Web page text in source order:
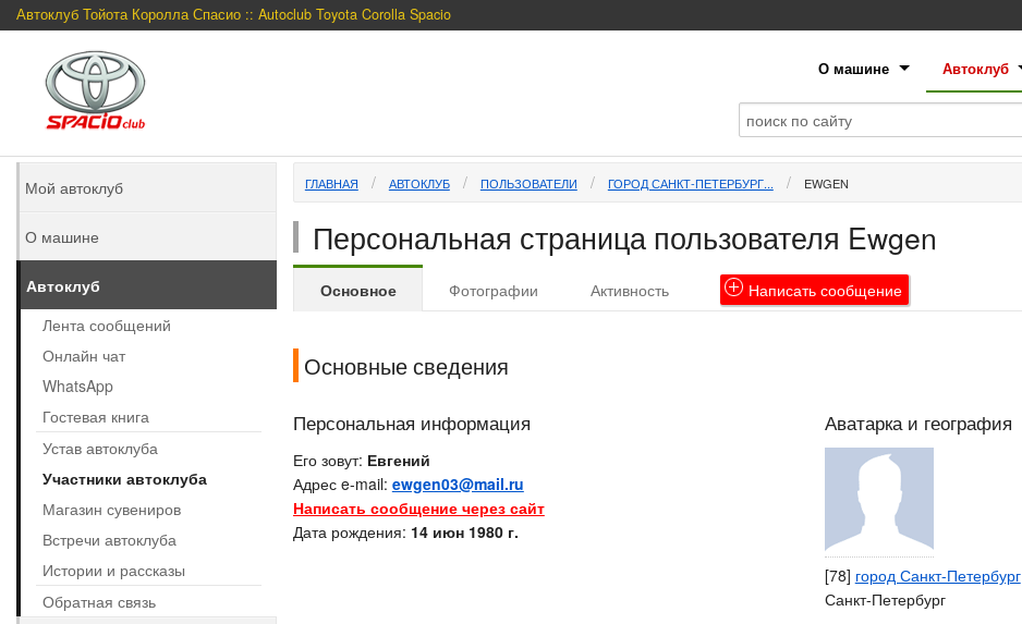
Автоклуб Тойота Королла Спасио :: Autoclub Toyota Corolla Spacio
О машине Автоклуб
ГЛАВНАЯ АВТОКЛУБ ПОЛЬЗОВАТЕЛИ ГОРОД САНКТ-ПЕТЕРБУРГ... EWGEN
Персональная страница пользователя Ewgen
Основное Фотографии Активность Написатьсообщение
Основные сведения
Персональная информация
Его зовут: Евгений
Адрес e-mail: ewgen03@mail.ru
Написать сообщение через сайт
Дата рождения: 14 июн 1980 г.
Аватарка и география
[78] город Санкт-Петербург
Санкт-Петербург
Мой автоклуб
О машине
Автоклуб
Лента сообщений
Онлайн чат
WhatsApp
Гостевая книга
Устав автоклуба
Участники автоклуба
Магазин сувениров
Встречи автоклуба
Истории и рассказы
Обратная связь